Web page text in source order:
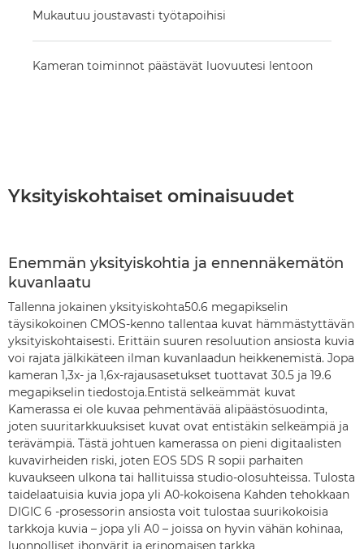
Mukautuu joustavasti työtapoihisi
Kameran toiminnot päästävät luovuutesi lentoon
Yksityiskohtaiset ominaisuudet
Enemmän yksityiskohtia ja ennennäkemätön
kuvanlaatu
Tallenna jokainen yksityiskohta50.6 megapikselin
täysikokoinen CMOS-kenno tallentaa kuvat hämmästyttävän
yksityiskohtaisesti. Erittäin suuren resoluution ansiosta kuvia
voi rajata jälkikäteen ilman kuvanlaadun heikkenemistä. Jopa
kameran 1,3x- ja 1,6x-rajausasetukset tuottavat 30.5 ja 19.6
megapikselin tiedostoja.Entistä selkeämmät kuvat
Kamerassa ei ole kuvaa pehmentävää alipäästösuodinta,
joten suuritarkkuuksiset kuvat ovat entistäkin selkeämpiä ja
terävämpiä. Tästä johtuen kamerassa on pieni digitaalisten
kuvavirheiden riski, joten EOS 5DS R sopii parhaiten
kuvaukseen ulkona tai hallituissa studio-olosuhteissa. Tulosta
taidelaatuisia kuvia jopa yli A0-kokoisena Kahden tehokkaan
DIGIC 6 -prosessorin ansiosta voit tulostaa suurikokoisia
tarkkoja kuvia – jopa yli A0 – joissa on hyvin vähän kohinaa,
luonnolliset ihonvärit ja erinomaisen tarkka